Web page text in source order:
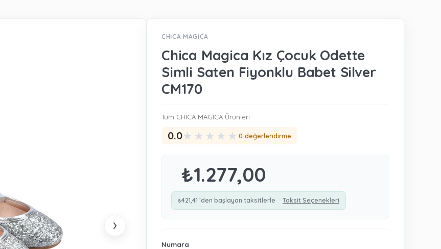
›
CHİCA MAGİCA
Chica Magica Kız Çocuk Odette
Simli Saten Fiyonklu Babet Silver
CM170
Tüm CHİCA MAGİCA Ürünleri
0.0★ ★ ★ ★ ★ 0 değerlendirme
₺1.277,00
₺421,41 `den başlayan taksitlerle Taksit Seçenekleri
Numara